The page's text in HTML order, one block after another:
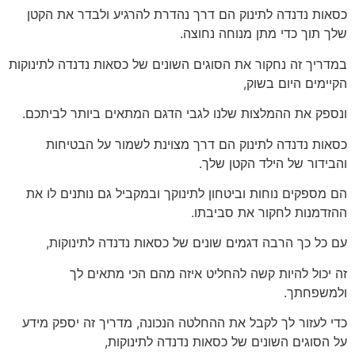
כסאות נדנדה לתינוק הם דרך נהדרת להרגיע ולבדר את הקטן
שלך תוך כדי מתן מנוחה נחוצה.
במדריך זה נחקור את הסוגים השונים של כסאות נדנדה לתינוקות
הקיימים היום בשוק,
ונספק את ההמלצות שלנו לגבי הדגם המתאים ביותר לביתכם.
כסאות נדנדה לתינוק הם דרך מצוינת לשמור על הבטיחות
והבידור של הילד הקטן שלך.
הם מספקים נוחות וביטחון לתינוקך ובמקביל גם נותנים לו את
ההזדמנות לחקור את סביבתו.
עם כל כך הרבה דגמים שונים של כסאות נדנדה לתינוקות,
זה יכול להיות קשה להחליט איזה מהם הכי מתאים לך
ולמשפחתך.
כדי לעזור לך לקבל את ההחלטה הנכונה, מדריך זה יספק מידע
על הסוגים השונים של כסאות נדנדה לתינוקות,